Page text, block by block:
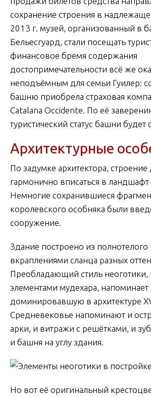
сохранение строения в
2013 г. музей, организованный в
Бельесгуард, стали посещать
финансовое бремя содержания
достопримечательности всё же
неподъёмным для семьи Гуилер:
башню приобрела страховая
Catalana Occidente. По её
туристический статус башни будет
Архитектурные
По задумке архитектора,
гармонично вписаться в
Немногие сохранившиеся
королевского особняка были
сооружение.
Здание построено из полнотелого
вкраплениями сланца разных
Преобладающий стиль неоготики,
элементами мудехара, напоминает
доминировавшую в архитектуре
Средневековье напоминают и
арки, и витражи с решётками, и
и башня на углу здания.
Но вот её оригинальный